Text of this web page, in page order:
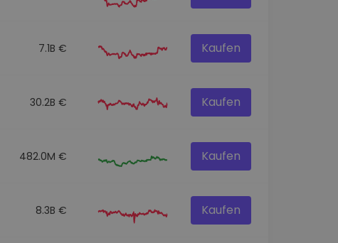
7.1B € Kaufen
30.2B € Kaufen
482.0M € Kaufen
8.3B € Kaufen